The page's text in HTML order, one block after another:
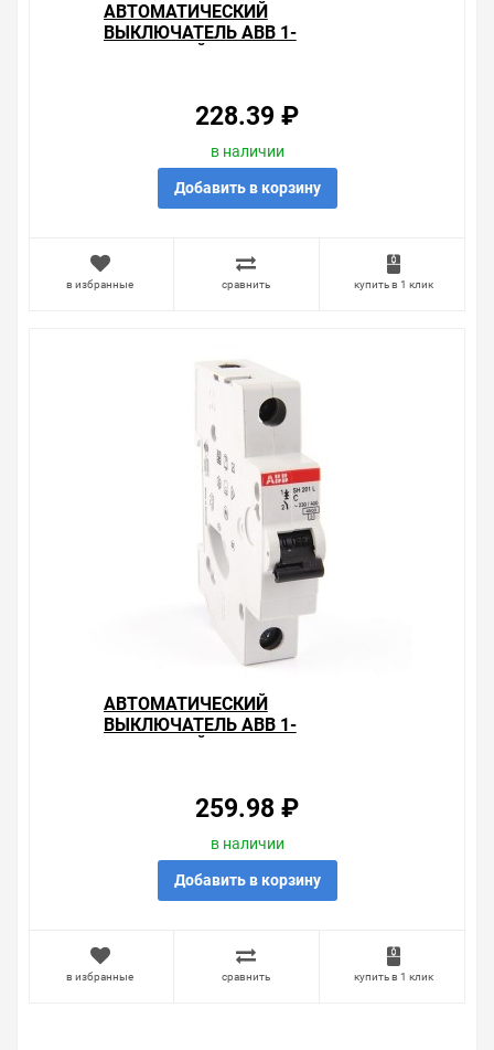
АВТОМАТИЧЕСКИЙ
ВЫКЛЮЧАТЕЛЬ ABB 1-
228.39 ₽
в наличии
Добавить в корзину
в избранные сравнить купить в 1 клик
АВТОМАТИЧЕСКИЙ
ВЫКЛЮЧАТЕЛЬ ABB 1-
259.98 ₽
в наличии
Добавить в корзину
в избранные сравнить купить в 1 клик